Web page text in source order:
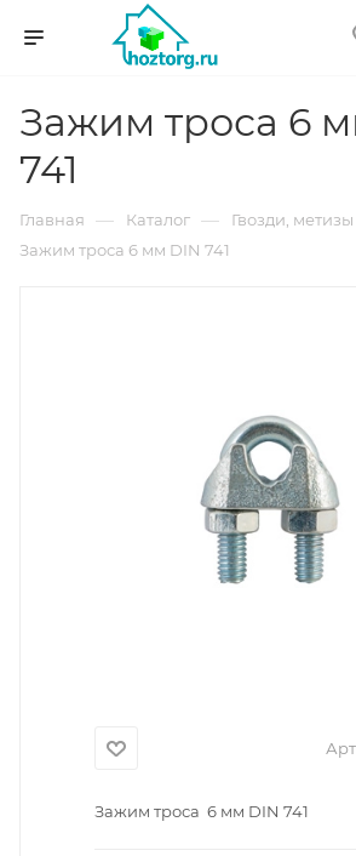
Зажим троса 6
741
Главная — Каталог — Гвозди, метизы
Зажим троса 6 мм DIN 741
Зажим троса 6 мм DIN 741